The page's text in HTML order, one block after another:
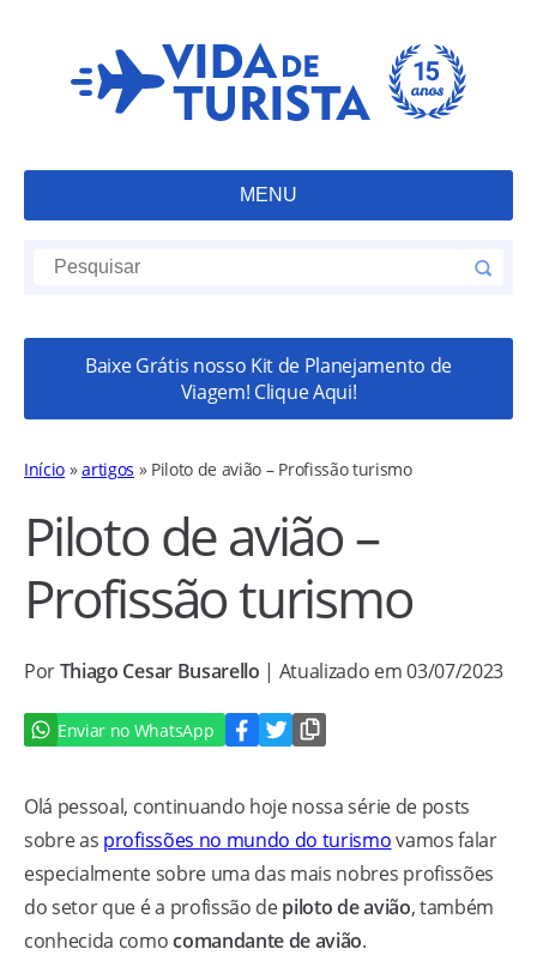
MENU
Baixe Grátis nosso Kit de Planejamento de
Viagem! Clique Aqui!
Início »artigos » Piloto de avião – Profissão turismo
Piloto de avião –
Profissão turismo
PorThiago Cesar Busarello | Atualizado em 03/07/2023
Enviar no WhatsApp
Olá pessoal, continuando hoje nossa série de posts
sobre as profissões no mundo do turismovamos falar
especialmente sobre uma das mais nobres profissões
do setor que é a profissão depiloto de avião, também
conhecida comocomandante de avião.